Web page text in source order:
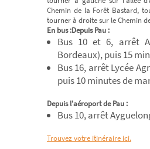
Chemin de la Forêt Bastard,
tourner à droite sur le Chemin
En bus :Depuis Pau :
Bus 10 et 6, arrêt
Bordeaux), puis 15
Bus 16, arrêt Lycée
puis 10 minutes de
Depuis l'aéroport de Pau :
Bus 10, arrêt
Trouvez votre itinéraire ici.